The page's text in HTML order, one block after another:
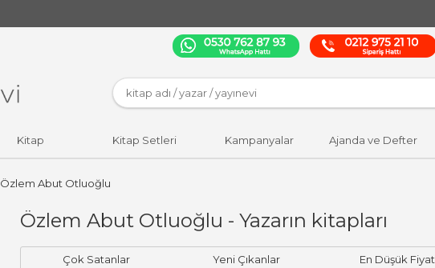
Kitap Kitap Setleri Kampanyalar Ajanda ve Defter
Özlem Abut Otluoğlu
Özlem Abut Otluoğlu - Yazarın kitapları
Çok Satanlar Yeni Çıkanlar En Düşük Fiyat